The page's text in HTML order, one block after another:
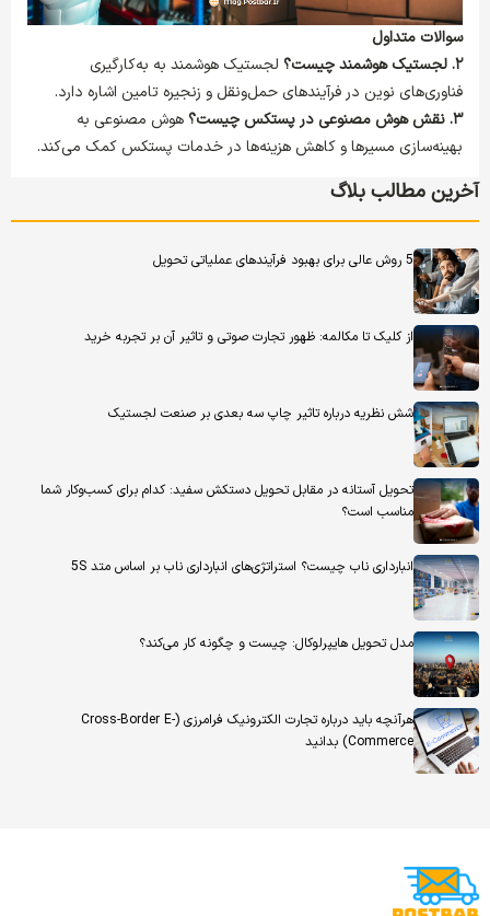
سوالات متداول
۲. لجستیک هوشمند چیست؟
لجستیک هوشمند به به‌کارگیری
فناوری‌های نوین در فرآیندهای حمل‌ونقل و زنجیره تامین اشاره دارد.
۳. نقش هوش مصنوعی در پستکس چیست؟
هوش مصنوعی به
بهینه‌سازی مسیرها و کاهش هزینه‌ها در خدمات پستکس کمک می‌کند.
آخرین مطالب بلاگ
5 روش عالی برای بهبود فرآیندهای عملیاتی تحویل
از کلیک تا مکالمه: ظهور تجارت صوتی و تاثیر آن بر تجربه خرید
شش نظریه درباره تاثیر چاپ سه بعدی بر صنعت لجستیک
تحویل آستانه در مقابل تحویل دستکش سفید: کدام برای کسب‌وکار شما
مناسب است؟
انبارداری ناب چیست؟ استراتژی‌های انبارداری ناب بر اساس متد 5S
مدل تحویل هایپرلوکال: چیست و چگونه کار می‌کند؟
هرآنچه باید درباره تجارت الکترونیک فرامرزی (Cross-Border E-
Commerce) بدانید